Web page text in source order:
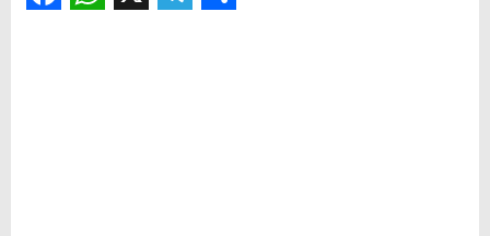
Facebook
WhatsApp
X Telegram
Share